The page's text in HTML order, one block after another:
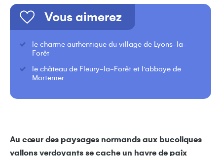
Au cœur des paysages normands aux bucoliques
vallons verdoyants se cache un havre de paix
Vous aimerez
le charme authentique du village de Lyons-la-
Forêt
le château de Fleury-la-Forêt et l’abbaye de
Mortemer